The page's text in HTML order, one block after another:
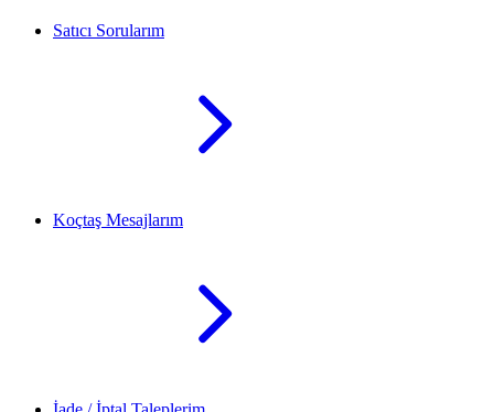
Satıcı Sorularım
Koçtaş Mesajlarım